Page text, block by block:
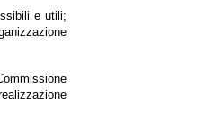
e utili;